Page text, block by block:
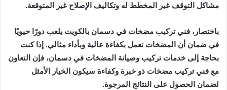
مشاكل التوقف غير المخطط له وتكاليف الإصلاح غير المتوقعة.
باختصار، فني تركيب مضخات في دسمان بالكويت يلعب دورًا حيويًا
في ضمان أن المضخات تعمل بكفاءة عالية وبأداء مثالي. إذا كنت
بحاجة إلى خدمات تركيب وصيانة المضخات في دسمان، فإن التعاون
مع فني تركيب مضخات ذو خبرة وكفاءة سيكون الخيار الأمثل
لضمان الحصول على النتائج المرجوة.